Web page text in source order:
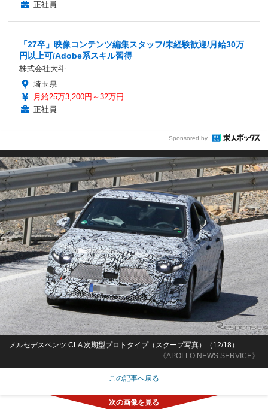
正社員
「27卒」映像コンテンツ編集スタッフ/未経験歓迎/月給30万
円以上可/Adobe系スキル習得
株式会社大斗
埼玉県
月給25万3,200円～32万円
正社員
Sponsored by
《APOLLO NEWS SERVICE》
メルセデスベンツ CLA 次期型プロトタイプ（スクープ写真）（12/18）
この記事へ戻る